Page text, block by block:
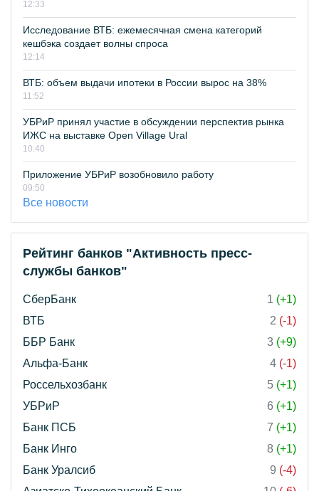
12:33
Исследование ВТБ: ежемесячная смена категорий
кешбэка создает волны спроса
12:14
ВТБ: объем выдачи ипотеки в России вырос на 38%
11:52
УБРиР принял участие в обсуждении перспектив рынка
ИЖС на выставке Open Village Ural
10:40
Приложение УБРиР возобновило работу
09:50
Все новости
Рейтинг банков "Активность пресс-
службы банков"
СберБанк 1 (+1)
ВТБ
2 (-1)
ББР Банк
3 (+9)
Альфа-Банк
4 (-1)
Россельхозбанк
5 (+1)
УБРиР
6 (+1)
Банк ПСБ
7 (+1)
Банк Инго
8 (+1)
Банк Уралсиб
9 (-4)